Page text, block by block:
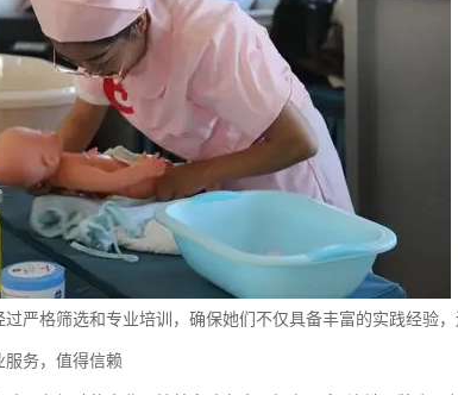
严格筛选和专业培训，确保她们不仅具备丰富的实践经验
服务，值得信赖